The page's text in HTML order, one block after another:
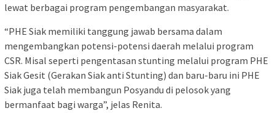
lewat berbagai program pengembangan masyarakat.
“PHE Siak memiliki tanggung jawab bersama dalam
mengembangkan potensi-potensi daerah melalui program
CSR. Misal seperti pengentasan stunting melalui program PHE
Siak Gesit (Gerakan Siak anti Stunting) dan baru-baru ini PHE
Siak juga telah membangun Posyandu di pelosok yang
bermanfaat bagi warga”, jelas Renita.